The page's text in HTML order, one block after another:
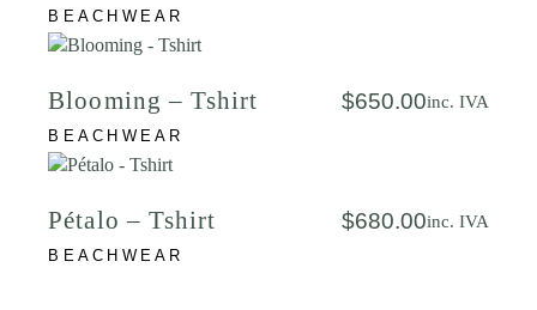
BEACHWEAR
Blooming – Tshirt
BEACHWEAR
$650.00inc. IVA
Pétalo – Tshirt
BEACHWEAR
$680.00inc. IVA